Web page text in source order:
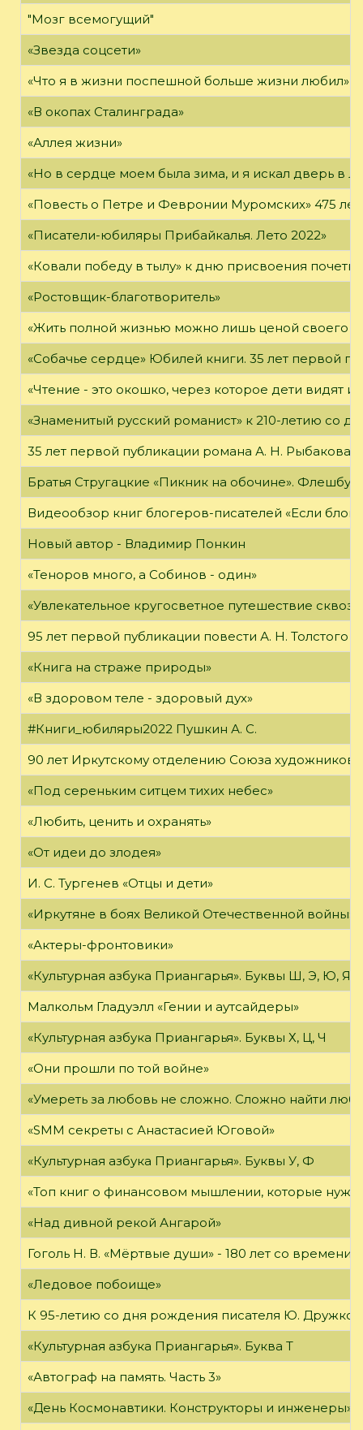
"Мозг всемогущий"
«Звезда соцсети»
«Что я в жизни поспешной больше жизни любил»
«В окопах Сталинграда»
«Аллея жизни»
«Но в сердце моем была зима, и я искал дверь в
«Повесть о Петре и Февронии Муромских» 475
«Писатели-юбиляры Прибайкалья. Лето 2022»
«Ковали победу в тылу» к дню присвоения
«Ростовщик-благотворитель»
«Жить полной жизнью можно лишь ценой своего
«Собачье сердце» Юбилей книги. 35 лет первой
«Чтение - это окошко, через которое дети видят
«Знаменитый русский романист» к 210-летию со
35 лет первой публикации романа А. Н. Рыбакова
Братья Стругацкие «Пикник на обочине».
Видеообзор книг блогеров-писателей «Если блог
Новый автор - Владимир Понкин
«Теноров много, а Собинов - один»
«Увлекательное кругосветное путешествие
95 лет первой публикации повести А. Н. Толстого
«Книга на страже природы»
«В здоровом теле - здоровый дух»
#Книги_юбиляры2022 Пушкин А. С.
90 лет Иркутскому отделению Союза художников
«Под сереньким ситцем тихих небес»
«Любить, ценить и охранять»
«От идеи до злодея»
И. С. Тургенев «Отцы и дети»
«Иркутяне в боях Великой Отечественной войны»
«Актеры-фронтовики»
«Культурная азбука Приангарья». Буквы Ш, Э, Ю, Я
Малкольм Гладуэлл «Гении и аутсайдеры»
«Культурная азбука Приангарья». Буквы Х, Ц, Ч
«Они прошли по той войне»
«Умереть за любовь не сложно. Сложно найти
«SMM секреты с Анастасией Юговой»
«Культурная азбука Приангарья». Буквы У, Ф
«Топ книг о финансовом мышлении, которые
«Над дивной рекой Ангарой»
Гоголь Н. В. «Мёртвые души» - 180 лет со времени
«Ледовое побоище»
К 95-летию со дня рождения писателя Ю.
«Культурная азбука Приангарья». Буква Т
«Автограф на память. Часть 3»
«День Космонавтики. Конструкторы и инженеры»